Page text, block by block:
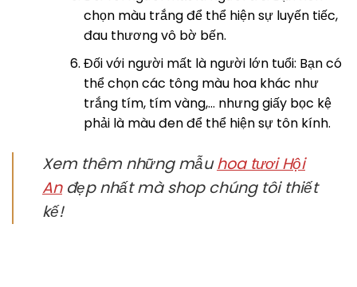
chọn màu trắng để thể hiện sự luyến tiếc,
đau thương vô bờ bến.
Đối với người mất là người lớn tuổi: Bạn có
thể chọn các tông màu hoa khác như
trắng tím, tím vàng,… nhưng giấy bọc kệ
phải là màu đen để thể hiện sự tôn kính.
Xem thêm những mẫuhoa tươi Hội
Anđẹp nhất mà shop chúng tôi thiết
kế!